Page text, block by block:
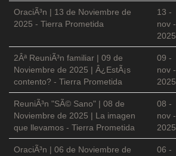
OraciÃ³n | 13 de Noviembre de
2025 - Tierra Prometida
13 -
nov -
2025
2Âª ReuniÃ³n familiar | 09 de
Noviembre de 2025 | Â¿EstÃ¡s
contento? - Tierra Prometida
09 -
nov -
2025
ReuniÃ³n "SÃ© Sano" | 08 de
Noviembre de 2025 | La imagen
que llevamos - Tierra Prometida
08 -
nov -
2025
OraciÃ³n | 06 de Noviembre de
06 -